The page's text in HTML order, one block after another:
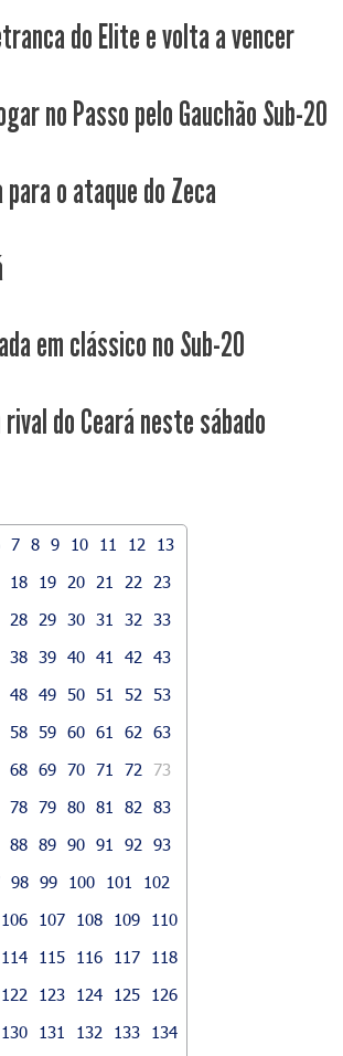
do Elite e volta a vencer
no Passo pelo Gauchão Sub-20
o ataque do Zeca
em clássico no Sub-20
do Ceará neste sábado
7 8 9 10 11 12
13
18 19 20 21 22
23
28 29 30 31 32
33
38 39 40 41 42
43
48 49 50 51 52
53
58 59 60 61 62
63
68 69 70 71 72
73
78 79 80 81 82
83
88 89 90 91 92
93
98 99 100 101
102
106 107 108 109
110
114 115 116 117
118
122 123 124 125
126
130 131 132 133
134